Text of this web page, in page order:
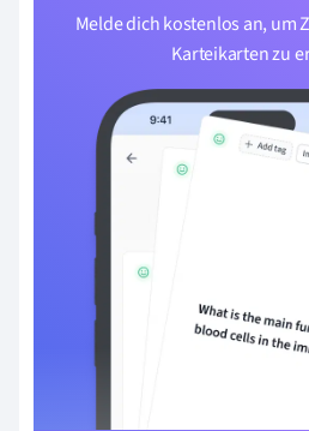
Melde dich kostenlos an, um
Karteikarten zu